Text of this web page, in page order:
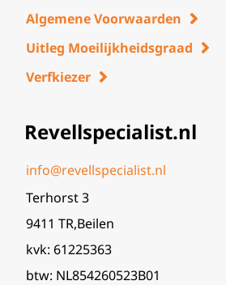
Algemene Voorwaarden
Uitleg Moeilijkheidsgraad
Verfkiezer
Revellspecialist.nl
info@revellspecialist.nl
Terhorst 3
9411 TR,Beilen
kvk: 61225363
btw: NL854260523B01